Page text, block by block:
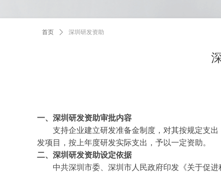
首页 ꄲ 深圳研发资助
一、深圳研发资助审批内容
支持企业建立研发准备金制度，对其按规定支出
发项目，按上年度研发实际支出，予以一定资助。
二、 深圳研发资助设定依据
中共深圳市委、深圳市人民政府印发《关于促进